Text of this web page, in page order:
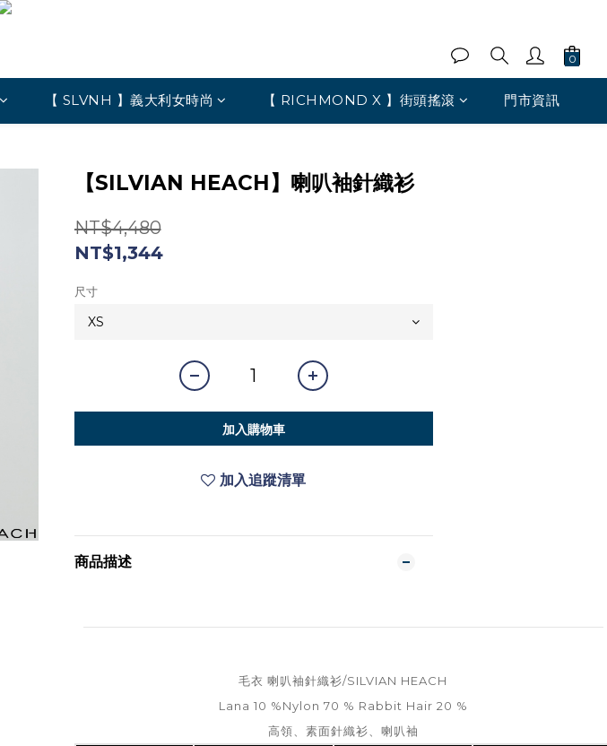
【 SLVNH 】義大利女時尚 【 RICHMOND X 】街頭搖滾 門市資訊
【SILVIAN HEACH】喇叭袖針織衫
NT$4,480
NT$1,344
尺寸
加入購物車
加入追蹤清單
商品描述
毛衣 喇叭袖針織衫/SILVIAN HEACH
Lana 10 %Nylon 70 % Rabbit Hair 20 %
高領、素面針織衫、喇叭袖